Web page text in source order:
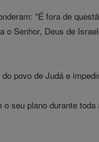
"É fora de
Senhor, Deus de
povo de Judá e
seu plano durante